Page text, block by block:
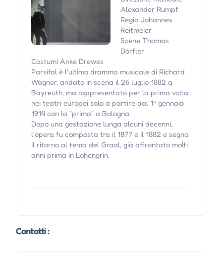
Alexander Rumpf
Regia Johannes
Reitmeier
Scene Thomas
Dörfler
Costumi Anke Drewes
Parsifal è l'ultimo dramma musicale di Richard
Wagner, andato in scena il 26 luglio 1882 a
Bayreuth, ma rappresentato per la prima volta
nei teatri europei solo a partire dal 1º gennaio
1914 con la "prima" a Bologna.
Dopo una gestazione lunga alcuni decenni,
l'opera fu composta tra il 1877 e il 1882 e segna
il ritorno al tema del Graal, già affrontato molti
anni prima in Lohengrin.
Contatti :